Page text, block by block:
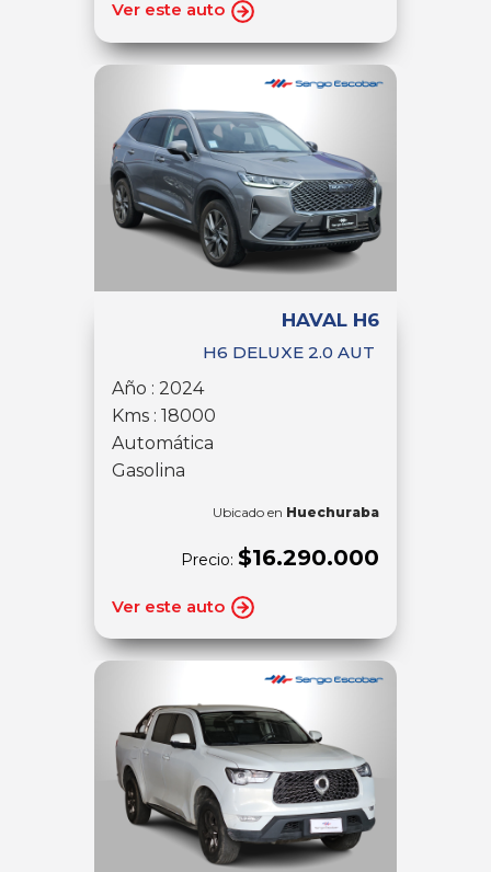
Ver este auto
HAVAL H6
H6 DELUXE 2.0 AUT
Año : 2024
Kms : 18000
Automática
Gasolina
Ubicado en Huechuraba
Precio: $16.290.000
Ver este auto